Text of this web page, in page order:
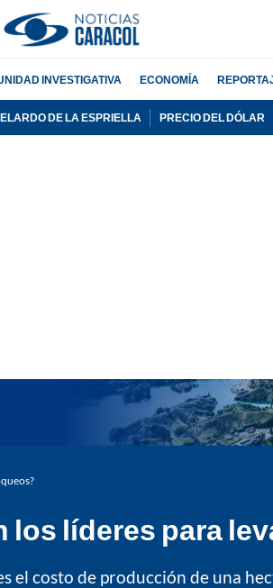
INVESTIGATIVA ECONOMÍA
DE LA ESPRIELLA PRECIO DEL DÓLAR
líderes para
costo de producción de una